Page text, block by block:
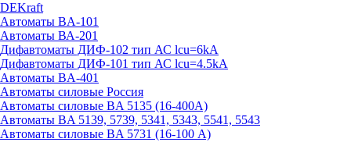
DEKraft
Автоматы BA-101
Автоматы ВА-201
Дифавтоматы ДИФ-102 тип АС lcu=6kA
Дифавтоматы ДИФ-101 тип АС lcu=4.5kA
Автоматы BA-401
Автоматы силовые Россия
Автоматы силовые BA 5135 (16-400А)
Автоматы BA 5139, 5739, 5341, 5343, 5541, 5543
Автоматы силовые BA 5731 (16-100 А)